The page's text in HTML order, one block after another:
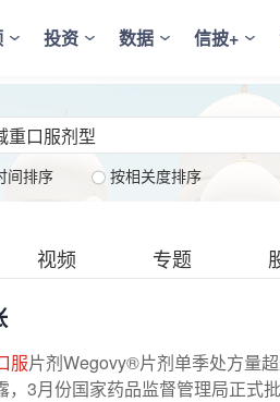
投资 数据 信披+
间排序 按相关度排序
视频 专题
服片剂Wegovy®片剂单季处方量
3月份国家药品监督管理局正式